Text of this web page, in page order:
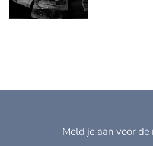
Meld je aan voor